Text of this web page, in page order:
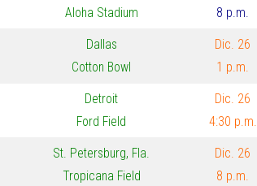
Aloha Stadium
8 p.m.
Dallas
Cotton Bowl
Dic. 26
1 p.m.
Detroit
Ford Field
Dic. 26
4:30 p.m.
St. Petersburg, Fla.
Tropicana Field
Dic. 26
8 p.m.